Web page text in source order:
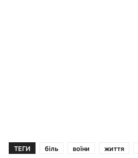
ТЕГИ біль воїни життя